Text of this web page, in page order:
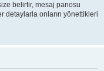
belirtir, mesaj panosu
detaylarla onların yönettikleri